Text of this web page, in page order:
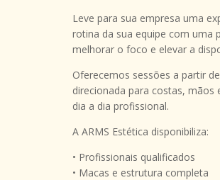
Leve para sua empresa uma
rotina da sua equipe com uma
melhorar o foco e elevar a
Oferecemos sessões a partir
direcionada para costas,
dia a dia profissional.
A ARMS Estética disponibiliza:
• Profissionais qualificados
• Macas e estrutura completa